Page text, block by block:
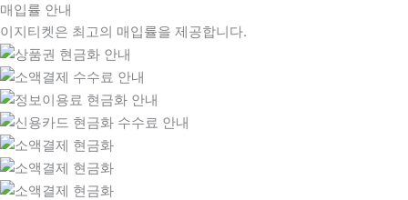
매입률 안내
이지티켓은 최고의 매입률을 제공합니다.